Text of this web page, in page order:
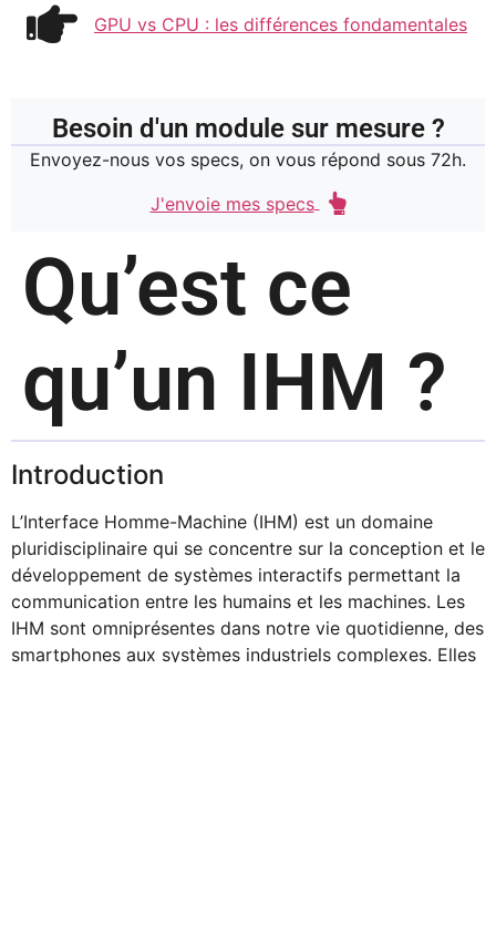
GPU vs CPU : les différences fondamentales
Besoin d'un module sur mesure ?
Envoyez-nous vos specs, on vous répond sous 72h.
J'envoie mes specs
Qu’est ce
qu’un IHM ?
Introduction
L’Interface Homme-Machine (IHM) est un domaine
pluridisciplinaire qui se concentre sur la conception et le
développement de systèmes interactifs permettant la
communication entre les humains et les machines. Les
IHM sont omniprésentes dans notre vie quotidienne, des
smartphones aux systèmes industriels complexes. Elles